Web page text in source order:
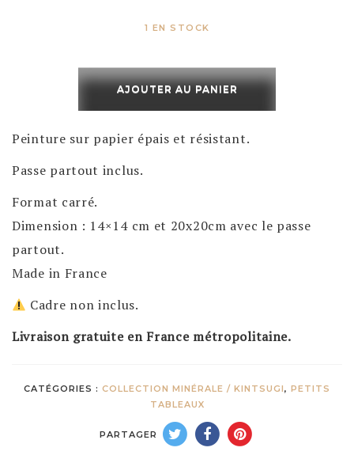
1 EN STOCK
de
Kintsugi
rivière
AJOUTER AU PANIER
Peinture sur papier épais et résistant.
Passe partout inclus.
Format carré.
Dimension : 14×14 cm et 20x20cm avec le passe
partout.
Made in France
Cadre non inclus.
Livraison gratuite en France métropolitaine.
CATÉGORIES : COLLECTION MINÉRALE / KINTSUGI, PETITS
TABLEAUX
PARTAGER